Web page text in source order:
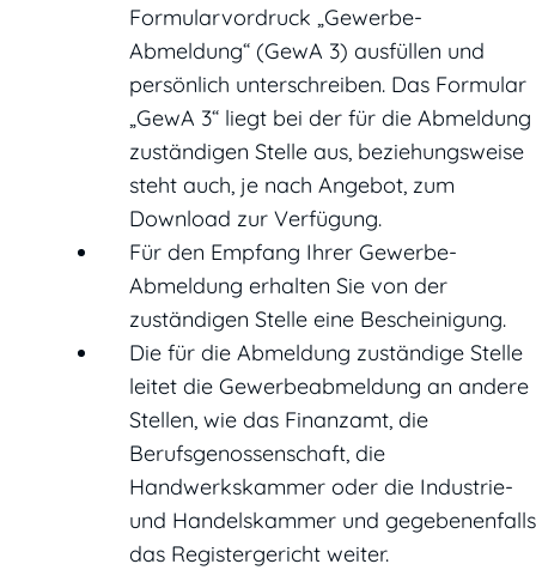
Formularvordruck „Gewerbe-
Abmeldung“ (GewA 3) ausfüllen und
persönlich unterschreiben. Das Formular
„GewA 3“ liegt bei der für die Abmeldung
zuständigen Stelle aus, beziehungsweise
steht auch, je nach Angebot, zum
Download zur Verfügung.
Für den Empfang Ihrer Gewerbe-
Abmeldung erhalten Sie von der
zuständigen Stelle eine Bescheinigung.
Die für die Abmeldung zuständige Stelle
leitet die Gewerbeabmeldung an andere
Stellen, wie das Finanzamt, die
Berufsgenossenschaft, die
Handwerkskammer oder die Industrie-
und Handelskammer und gegebenenfalls
das Registergericht weiter.